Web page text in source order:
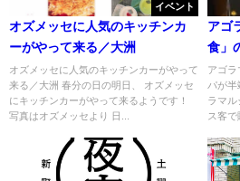
イベント
オズメッセに人気のキッチンカ
ーがやって来る／大洲
オズメッセに人気のキッチンカーがやって
来る／大洲 春分の日の明日、 オズメッセ
にキッチンカーがやって来るようです！
写真はオズメッセより 日...
アゴ
食」
アゴラ
パが
ラマル
ス客で